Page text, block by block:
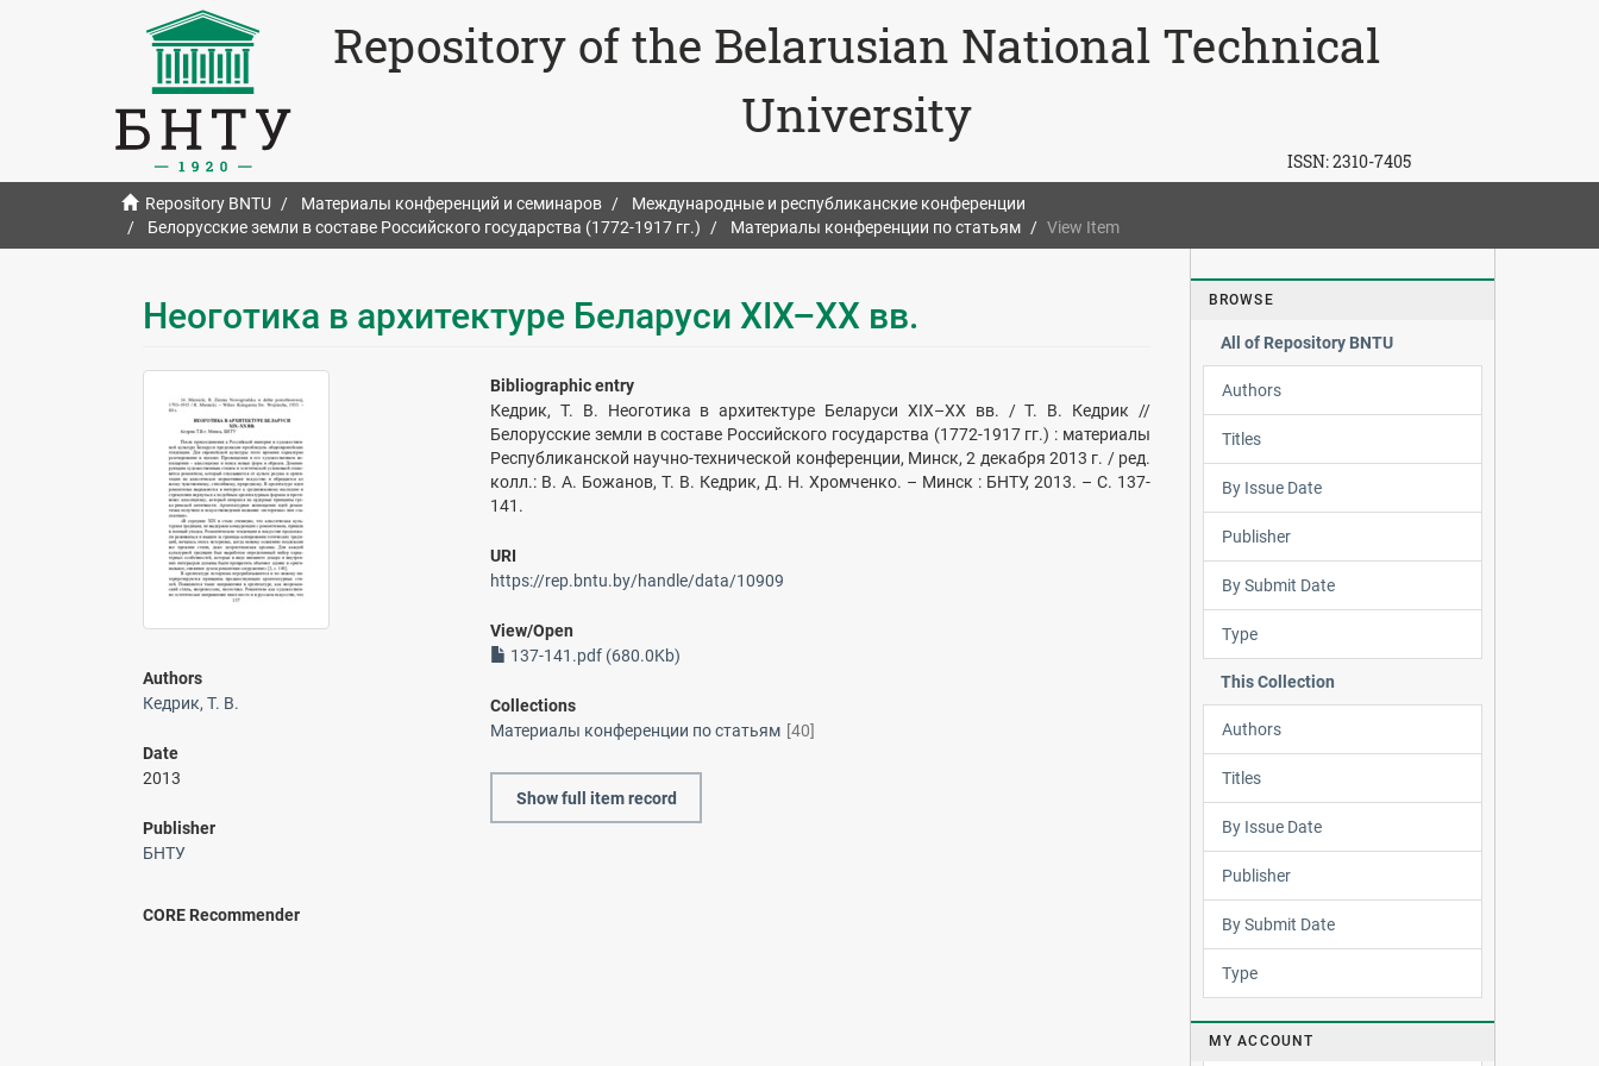
Repository of the Belarusian National Technical
University
ISSN:2310-7405
Repository BNTU Материалы конференций и семинаров
Международные и республиканские конференции
Белорусские земли в составе Российского государства (1772-1917 гг.)
Материалы конференции по статьям View Item
Неоготика в архитектуре Беларуси ХІХ–ХХ вв.
Authors
Кедрик, Т. В.
Date
2013
Publisher
БНТУ
Bibliographic entry
Кедрик, Т. В. Неоготика в архитектуре Беларуси ХІХ–ХХ вв. / Т. В. Кедрик //
Белорусские земли в составе Российского государства (1772-1917 гг.) : материалы
Республиканской научно-технической конференции, Минск, 2 декабря 2013 г. / ред.
колл.: В. А. Божанов, Т. В. Кедрик, Д. Н. Хромченко. – Минск : БНТУ, 2013. – С. 137-
141.
URI
https://rep.bntu.by/handle/data/10909
View/Open
137-141.pdf (680.0Kb)
Collections
Материалы конференции по статьям [40]
Show full item record
CORE Recommender
BROWSE
All of Repository BNTU
Authors
Titles
By Issue Date
Publisher
By Submit Date
Type
This Collection
Authors
Titles
By Issue Date
Publisher
By Submit Date
Type
MY ACCOUNT